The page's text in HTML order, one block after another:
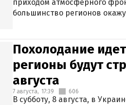
приходом атмосферного
большинство регионов
Похолодание
регионы будут
августа
7 августа, 17:39 606
В субботу, 8 августа, в